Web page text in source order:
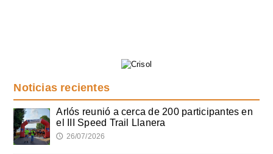
Noticias recientes
Arlós reunió a cerca de 200 participantes en
el III Speed Trail Llanera
🕔 26/07/2026